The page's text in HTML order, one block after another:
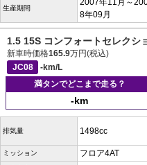
生産期間
2007年11月～
8年09月
1.5 15S コンフォートセレクシ
新車時価格165.9万円(税込)
JC08
-km/L
満タンでどこまで走る？
-km
排気量 1498cc
ミッション フロア4AT